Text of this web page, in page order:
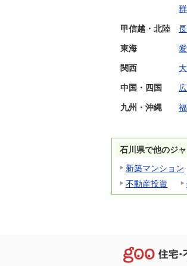
甲信越・北陸
東海
関西
中国・四国
九州・沖縄
石川県で他のジ
新築マンション
不動産投資